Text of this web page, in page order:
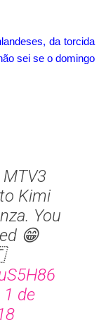
da torcida
sei se o domingo
Kimi
You
😁
1 de